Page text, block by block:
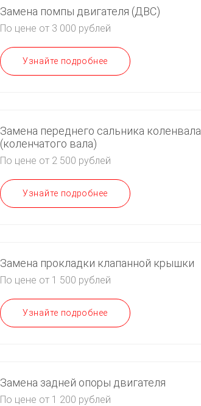
Замена помпы двигателя (ДВС)
По цене от 3 000 рублей
Узнайте подробнее
Замена переднего сальника коленвала
(коленчатого вала)
По цене от 2 500 рублей
Узнайте подробнее
Замена прокладки клапанной крышки
По цене от 1 500 рублей
Узнайте подробнее
Замена задней опоры двигателя
По цене от 1 200 рублей